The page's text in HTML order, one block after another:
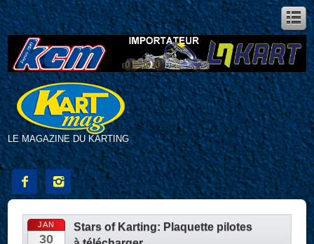
LE MAGAZINE DU KARTING
 
JAN
30
Stars of Karting: Plaquette pilotes